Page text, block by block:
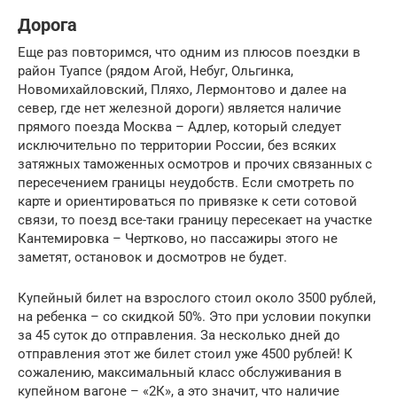
Дорога
Еще раз повторимся, что одним из плюсов поездки в
район Туапсе (рядом Агой, Небуг, Ольгинка,
Новомихайловский, Пляхо, Лермонтово и далее на
север, где нет железной дороги) является наличие
прямого поезда Москва – Адлер, который следует
исключительно по территории России, без всяких
затяжных таможенных осмотров и прочих связанных с
пересечением границы неудобств. Если смотреть по
карте и ориентироваться по привязке к сети сотовой
связи, то поезд все-таки границу пересекает на участке
Кантемировка – Чертково, но пассажиры этого не
заметят, остановок и досмотров не будет.
Купейный билет на взрослого стоил около 3500 рублей,
на ребенка – со скидкой 50%. Это при условии покупки
за 45 суток до отправления. За несколько дней до
отправления этот же билет стоил уже 4500 рублей! К
сожалению, максимальный класс обслуживания в
купейном вагоне – «2К», а это значит, что наличие